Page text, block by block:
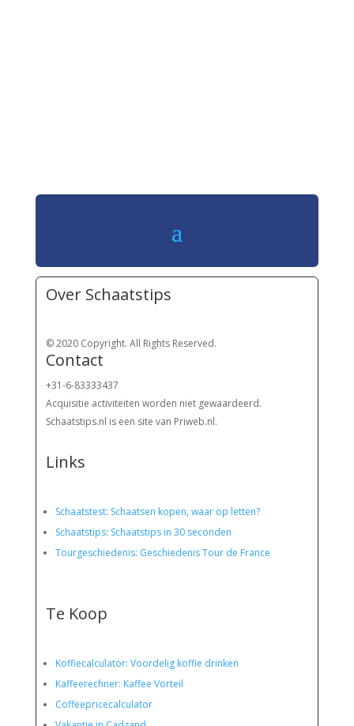
Over Schaatstips
© 2020 Copyright. All Rights Reserved.
Contact
+31-6-83333437
Acquisitie activiteiten worden niet gewaardeerd.
Schaatstips.nl is een site van Priweb.nl.
Links
Schaatstest: Schaatsen kopen, waar op letten?
Schaatstips: Schaatstips in 30 seconden
Tourgeschiedenis: Geschiedenis Tour de France
Te Koop
Koffiecalculator: Voordelig koffie drinken
Kaffeerechner: Kaffee Vorteil
Coffeepricecalculator